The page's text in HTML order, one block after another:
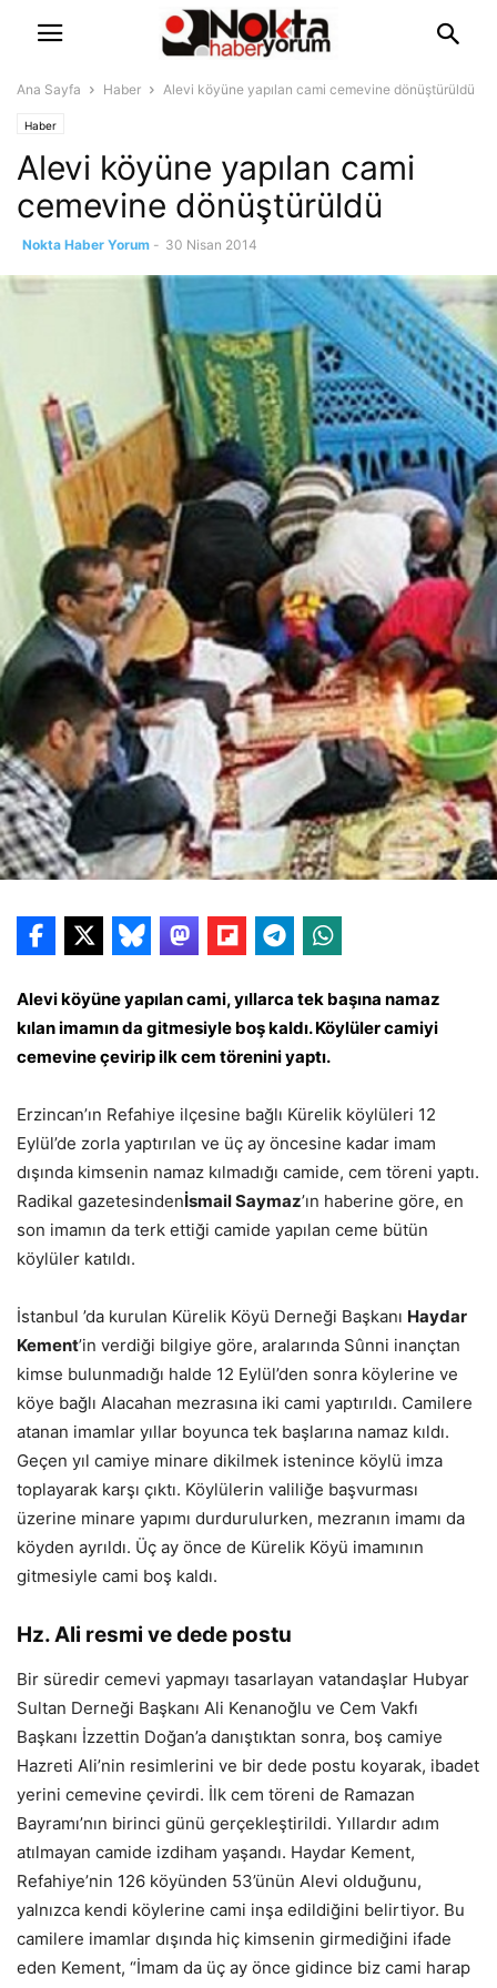
Ana Sayfa Haber Alevi köyüne yapılan cami cemevine dönüştürüldü
Haber
Alevi köyüne yapılan cami
cemevine dönüştürüldü
Nokta Haber Yorum - 30 Nisan 2014
Alevi köyüne yapılan cami, yıllarca tek başına namaz
kılan imamın da gitmesiyle boş kaldı. Köylüler camiyi
cemevine çevirip ilk cem törenini yaptı.
Erzincan’ın Refahiye ilçesine bağlı Kürelik köylüleri 12
Eylül’de zorla yaptırılan ve üç ay öncesine kadar imam
dışında kimsenin namaz kılmadığı camide, cem töreni yaptı.
Radikal gazetesindenİsmail Saymaz’ın haberine göre, en
son imamın da terk ettiği camide yapılan ceme bütün
köylüler katıldı.
İstanbul ’da kurulan Kürelik Köyü Derneği Başkanı Haydar
Kement’in verdiği bilgiye göre, aralarında Sûnni inançtan
kimse bulunmadığı halde 12 Eylül’den sonra köylerine ve
köye bağlı Alacahan mezrasına iki cami yaptırıldı. Camilere
atanan imamlar yıllar boyunca tek başlarına namaz kıldı.
Geçen yıl camiye minare dikilmek istenince köylü imza
toplayarak karşı çıktı. Köylülerin valiliğe başvurması
üzerine minare yapımı durdurulurken, mezranın imamı da
köyden ayrıldı. Üç ay önce de Kürelik Köyü imamının
gitmesiyle cami boş kaldı.
Hz. Ali resmi ve dede postu
Bir süredir cemevi yapmayı tasarlayan vatandaşlar Hubyar
Sultan Derneği Başkanı Ali Kenanoğlu ve Cem Vakfı
Başkanı İzzettin Doğan’a danıştıktan sonra, boş camiye
Hazreti Ali’nin resimlerini ve bir dede postu koyarak, ibadet
yerini cemevine çevirdi. İlk cem töreni de Ramazan
Bayramı’nın birinci günü gerçekleştirildi. Yıllardır adım
atılmayan camide izdiham yaşandı. Haydar Kement,
Refahiye’nin 126 köyünden 53’ünün Alevi olduğunu,
yalnızca kendi köylerine cami inşa edildiğini belirtiyor. Bu
camilere imamlar dışında hiç kimsenin girmediğini ifade
eden Kement, “İmam da üç ay önce gidince biz cami harap